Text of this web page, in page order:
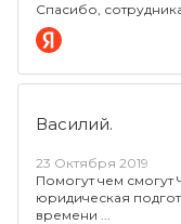
Спасибо,
Василий.
23 Октября 2019
Помогут чем смогут
юридическая
времени